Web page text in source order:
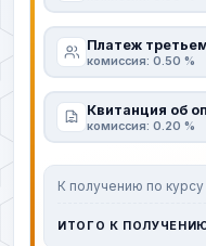
Платеж
комиссия: 0.50 %
Квитанция об
комиссия: 0.20 %
К получению по курсу
ИТОГО К